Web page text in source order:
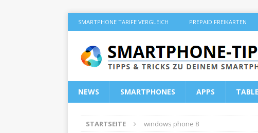
SMARTPHONE TARIFE VERGLEICH PREPAID FREIKARTEN
NEWS SMARTPHONES APPS
STARTSEITE windows phone 8